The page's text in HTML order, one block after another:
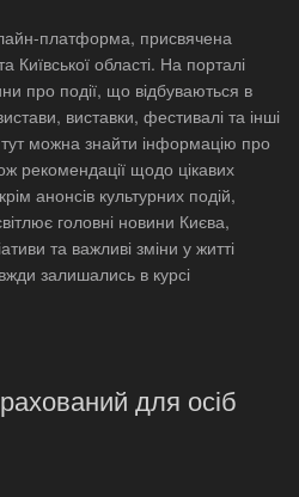
платформа, присвячена
Київської області. На порталі
про події, що відбуваються в
виставки, фестивалі та інші
тут можна знайти інформацію про
рекомендації щодо цікавих
анонсів культурних подій,
головні новини Києва,
та важливі зміни у житті
залишались в курсі
для осіб